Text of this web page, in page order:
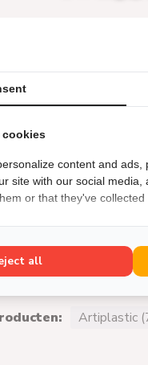
Artiplastic
cookies
content and
site with our social
or that they've
all